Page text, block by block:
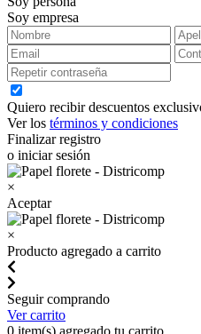
Soy empresa
Quiero recibir descuentos
Ver los términos y condiciones
Finalizar registro
o iniciar sesión
×
Aceptar
×
Producto agregado a carrito
Seguir comprando
Ver carrito
0 item(s) agregado tu carrito